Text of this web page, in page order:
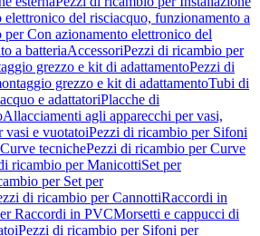
elettronico del risciacquo, funzionamento a
Con azionamento elettronico del
a batteriaAccessoriPezzi di ricambio per
grezzo e kit di adattamentoPezzi di
grezzo e kit di adattamentoTubi di
e adattatoriPlacche di
Allacciamenti agli apparecchi per vasi,
vasi e vuotatoiPezzi di ricambio per Sifoni
Curve tecnichePezzi di ricambio per Curve
ricambio per ManicottiSet per
per Set per
di ricambio per CannottiRaccordi in
Raccordi in PVCMorsetti e cappucci di
Pezzi di ricambio per Sifoni per